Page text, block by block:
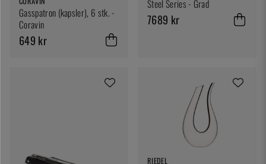
Gasspatron (kapsler), 6 stk. -
Coravin
649 kr
Steel Series - Grad
7689 kr
RIEDEL